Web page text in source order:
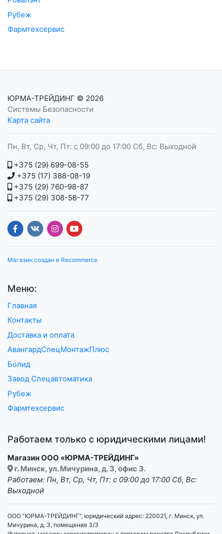
Рубеж
Фармтехсервис
ЮРМА-ТРЕЙДИНГ © 2026
Системы Безопасности
Карта сайта
Пн, Вт, Ср, Чт, Пт: с 09:00 до 17:00 Сб, Вс: Выходной
+375 (29) 699-08-55
+375 (17) 388-08-19
+375 (29) 760-98-87
+375 (29) 308-58-77
Магазин создан в Recommerce
Меню:
Главная
Контакты
Доставка и оплата
АвангардСпецМонтажПлюс
Болид
Завод Спецавтоматика
Рубеж
Фармтехсервис
Работаем только с юридическими лицами!
Магазин ООО «ЮРМА-ТРЕЙДИНГ»
г. Минск, ул. Мичурина, д. 3, офис 3.
Работаем: Пн, Вт, Ср, Чт, Пт: с 09:00 до 17:00 Сб, Вс:
Выходной
ООО "ЮРМА-ТРЕЙДИНГ", юридический адрес: 220021, г. Минск, ул.
Мичурина, д. 3, помещение 3/3